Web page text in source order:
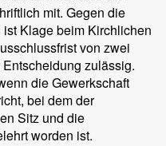
mit. Gegen die
Klage beim Kirchlichen
von zwei
zulässig.
die Gewerkschaft
bei dem der
Sitz und die
worden ist.